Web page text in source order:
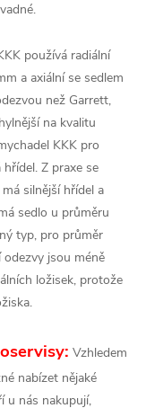
používá radiální
a axiální se sedlem
než Garrett,
na kvalitu
KKK pro
Z praxe se
silnější hřídel a
sedlo u průměru
typ, pro průměr
odezvy jsou méně
ložisek, protože
Vzhledem
nabízet nějaké
u nás nakupují,